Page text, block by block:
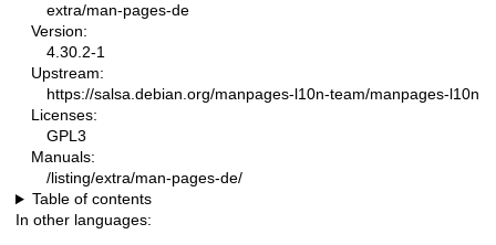
extra/man-pages-de
Version:
4.30.2-1
Upstream:
https://salsa.debian.org/manpages-l10n-team/manpages-l10n
Licenses:
GPL3
Manuals:
/listing/extra/man-pages-de/
Table of contents
In other languages: